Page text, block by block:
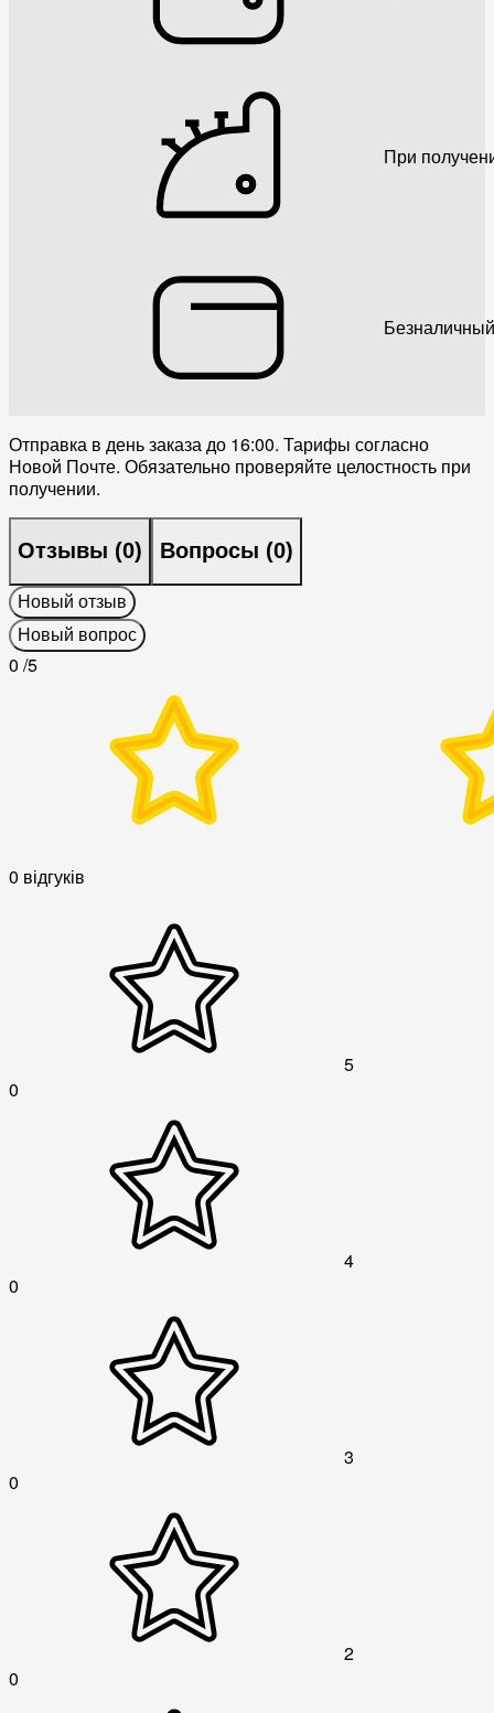
При
Отправка в день заказа до 16:00. Тарифы согласно
Новой Почте. Обязательно проверяйте целостность при
получении.
Отзывы (0) Вопросы (0)
Новый отзыв
Новый вопрос
0 /5
0 відгуків
5
0
4
0
3
0
2
0